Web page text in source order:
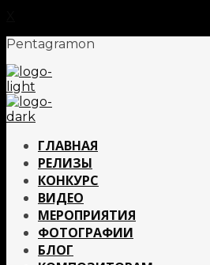
Pentagramon
ГЛАВНАЯ
РЕЛИЗЫ
КОНКУРС
ВИДЕО
МЕРОПРИЯТИЯ
ФОТОГРАФИИ
БЛОГ